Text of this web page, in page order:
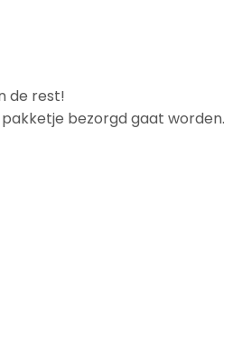
de rest!
bezorgd gaat worden.